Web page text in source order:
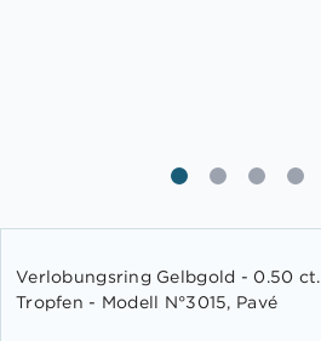
Anfang
der
Bildgalerie
Verlobungsring Gelbgold - 0.50 ct.
Tropfen - Modell N°3015, Pavé